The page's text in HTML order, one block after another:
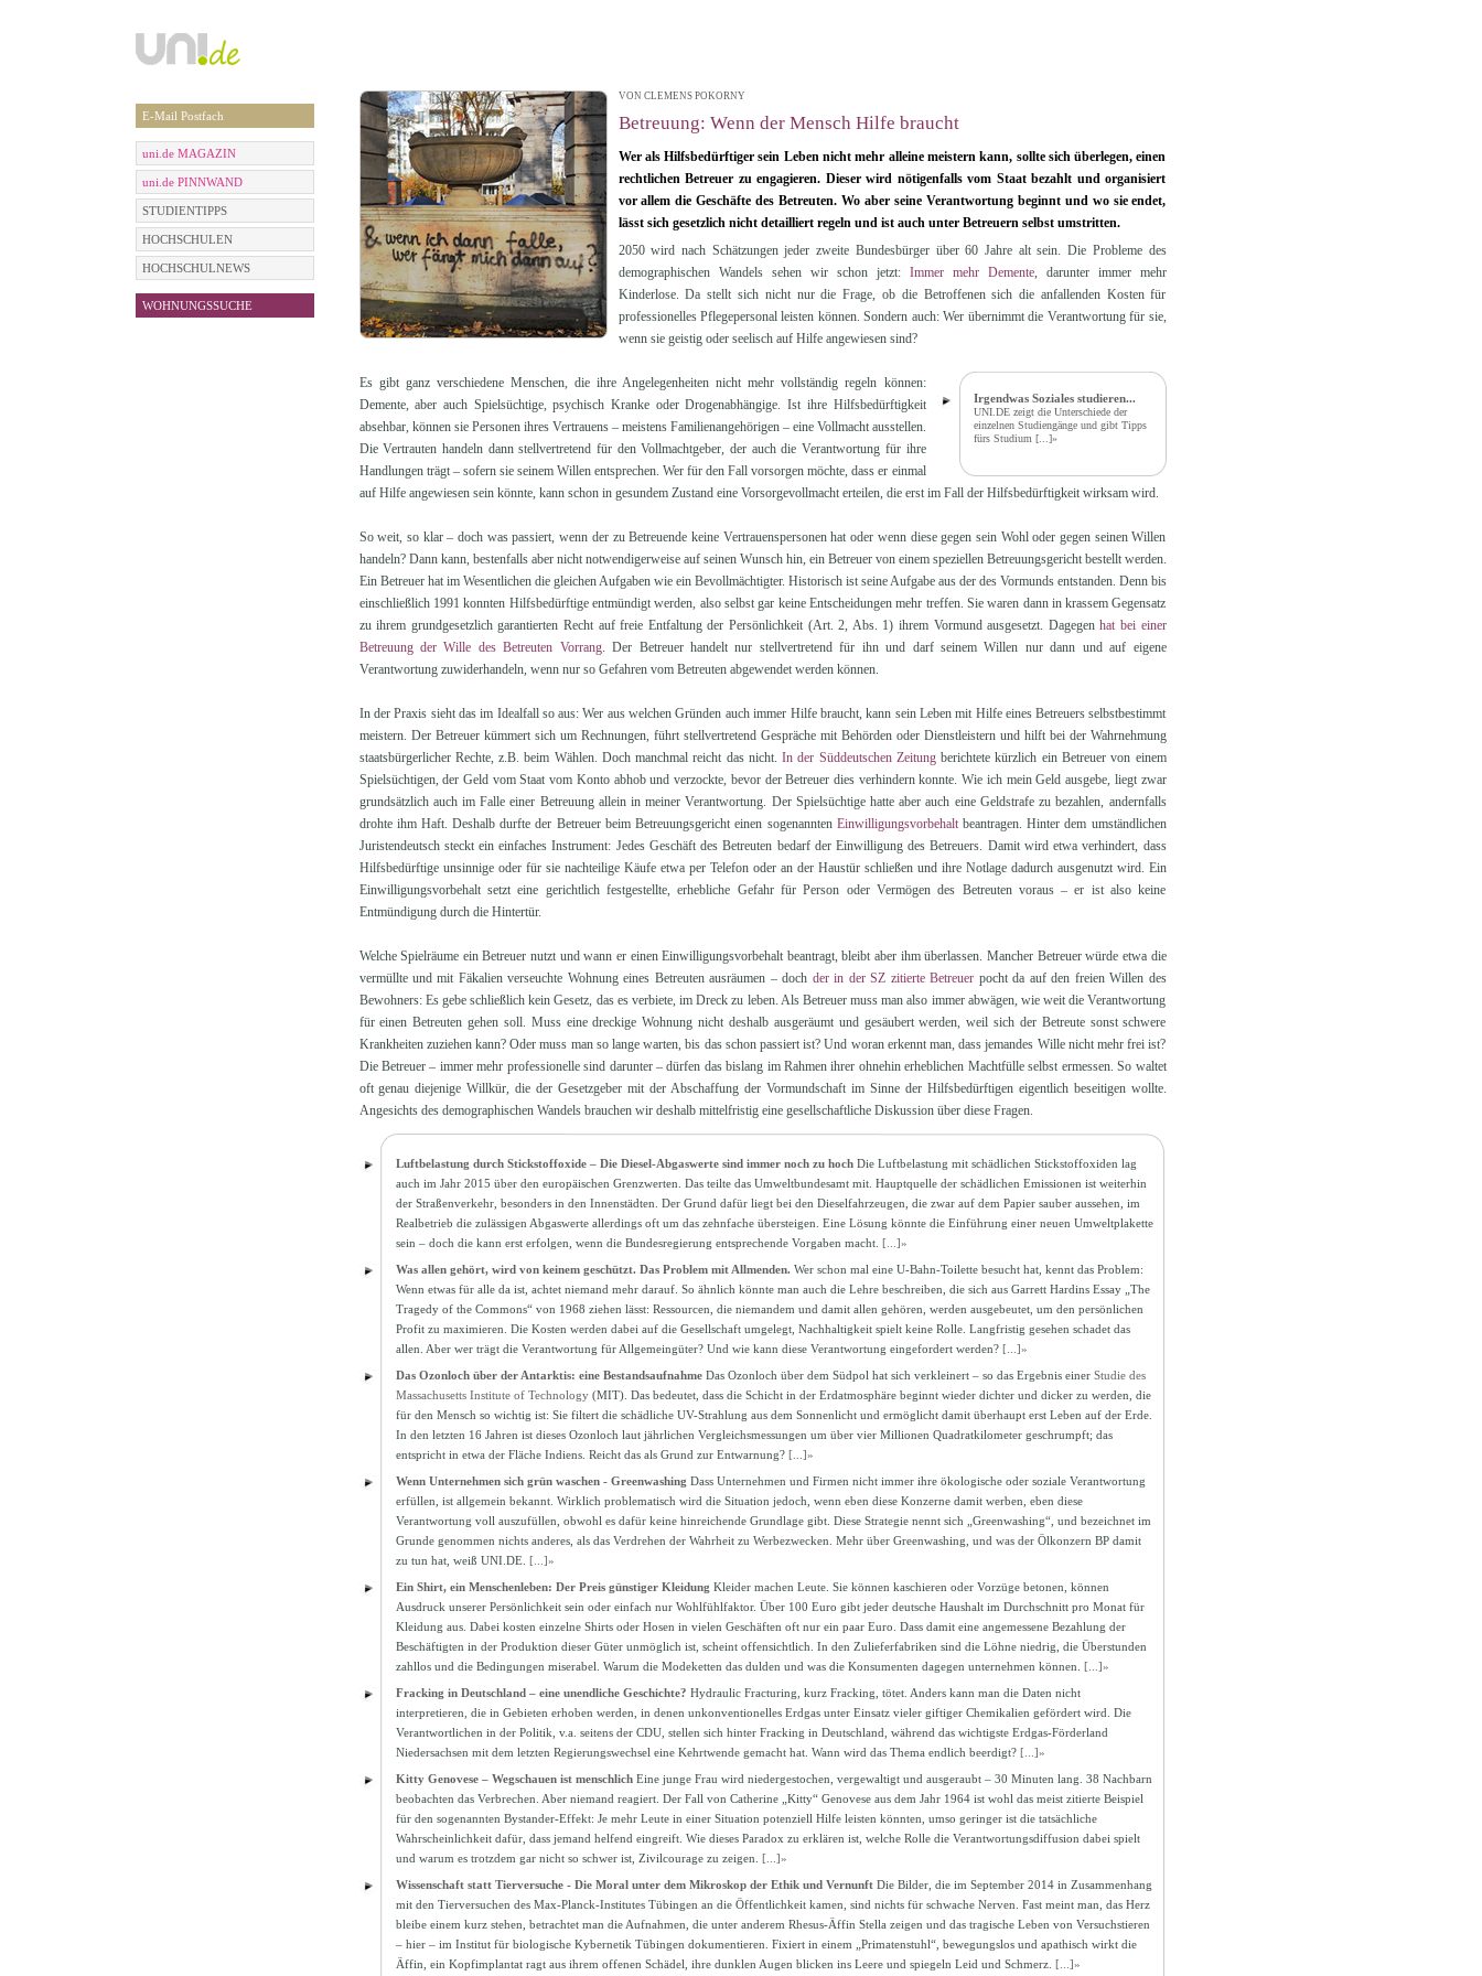
E-Mail Postfach
uni.de MAGAZIN
uni.de PINNWAND
STUDIENTIPPS
HOCHSCHULEN
HOCHSCHULNEWS
WOHNUNGSSUCHE
VON CLEMENS POKORNY
Betreuung: Wenn der Mensch Hilfe braucht
Wer als Hilfsbedürftiger sein Leben nicht mehr alleine meistern kann, sollte sich überlegen, einen
rechtlichen Betreuer zu engagieren. Dieser wird nötigenfalls vom Staat bezahlt und organisiert
vor allem die Geschäfte des Betreuten. Wo aber seine Verantwortung beginnt und wo sie endet,
lässt sich gesetzlich nicht detailliert regeln und ist auch unter Betreuern selbst umstritten.
2050 wird nach Schätzungen jeder zweite Bundesbürger über 60 Jahre alt sein. Die Probleme des
demographischen Wandels sehen wir schon jetzt: Immer mehr Demente, darunter immer mehr
Kinderlose. Da stellt sich nicht nur die Frage, ob die Betroffenen sich die anfallenden Kosten für
professionelles Pflegepersonal leisten können. Sondern auch: Wer übernimmt die Verantwortung für sie,
wenn sie geistig oder seelisch auf Hilfe angewiesen sind?
Irgendwas Soziales studieren...
UNI.DE zeigt die Unterschiede der
einzelnen Studiengänge und gibt Tipps
fürs Studium [...]»
Es gibt ganz verschiedene Menschen, die ihre Angelegenheiten nicht mehr vollständig regeln können:
Demente, aber auch Spielsüchtige, psychisch Kranke oder Drogenabhängige. Ist ihre Hilfsbedürftigkeit
absehbar, können sie Personen ihres Vertrauens – meistens Familienangehörigen – eine Vollmacht ausstellen.
Die Vertrauten handeln dann stellvertretend für den Vollmachtgeber, der auch die Verantwortung für ihre
Handlungen trägt – sofern sie seinem Willen entsprechen. Wer für den Fall vorsorgen möchte, dass er einmal
auf Hilfe angewiesen sein könnte, kann schon in gesundem Zustand eine Vorsorgevollmacht erteilen, die erst im Fall der Hilfsbedürftigkeit wirksam wird.
So weit, so klar – doch was passiert, wenn der zu Betreuende keine Vertrauenspersonen hat oder wenn diese gegen sein Wohl oder gegen seinen Willen
handeln? Dann kann, bestenfalls aber nicht notwendigerweise auf seinen Wunsch hin, ein Betreuer von einem speziellen Betreuungsgericht bestellt werden.
Ein Betreuer hat im Wesentlichen die gleichen Aufgaben wie ein Bevollmächtigter. Historisch ist seine Aufgabe aus der des Vormunds entstanden. Denn bis
einschließlich 1991 konnten Hilfsbedürftige entmündigt werden, also selbst gar keine Entscheidungen mehr treffen. Sie waren dann in krassem Gegensatz
zu ihrem grundgesetzlich garantierten Recht auf freie Entfaltung der Persönlichkeit (Art. 2, Abs. 1) ihrem Vormund ausgesetzt. Dagegenhat bei einer
Betreuung der Wille des Betreuten Vorrang. Der Betreuer handelt nur stellvertretend für ihn und darf seinem Willen nur dann und auf eigene
Verantwortung zuwiderhandeln, wenn nur so Gefahren vom Betreuten abgewendet werden können.
In der Praxis sieht das im Idealfall so aus: Wer aus welchen Gründen auch immer Hilfe braucht, kann sein Leben mit Hilfe eines Betreuers selbstbestimmt
meistern. Der Betreuer kümmert sich um Rechnungen, führt stellvertretend Gespräche mit Behörden oder Dienstleistern und hilft bei der Wahrnehmung
staatsbürgerlicher Rechte, z.B. beim Wählen. Doch manchmal reicht das nicht.In der Süddeutschen Zeitungberichtete kürzlich ein Betreuer von einem
Spielsüchtigen, der Geld vom Staat vom Konto abhob und verzockte, bevor der Betreuer dies verhindern konnte. Wie ich mein Geld ausgebe, liegt zwar
grundsätzlich auch im Falle einer Betreuung allein in meiner Verantwortung. Der Spielsüchtige hatte aber auch eine Geldstrafe zu bezahlen, andernfalls
drohte ihm Haft. Deshalb durfte der Betreuer beim Betreuungsgericht einen sogenannten Einwilligungsvorbehaltbeantragen. Hinter dem umständlichen
Juristendeutsch steckt ein einfaches Instrument: Jedes Geschäft des Betreuten bedarf der Einwilligung des Betreuers. Damit wird etwa verhindert, dass
Hilfsbedürftige unsinnige oder für sie nachteilige Käufe etwa per Telefon oder an der Haustür schließen und ihre Notlage dadurch ausgenutzt wird. Ein
Einwilligungsvorbehalt setzt eine gerichtlich festgestellte, erhebliche Gefahr für Person oder Vermögen des Betreuten voraus – er ist also keine
Entmündigung durch die Hintertür.
Welche Spielräume ein Betreuer nutzt und wann er einen Einwilligungsvorbehalt beantragt, bleibt aber ihm überlassen. Mancher Betreuer würde etwa die
vermüllte und mit Fäkalien verseuchte Wohnung eines Betreuten ausräumen – doch der in der SZ zitierte Betreuer pocht da auf den freien Willen des
Bewohners: Es gebe schließlich kein Gesetz, das es verbiete, im Dreck zu leben. Als Betreuer muss man also immer abwägen, wie weit die Verantwortung
für einen Betreuten gehen soll. Muss eine dreckige Wohnung nicht deshalb ausgeräumt und gesäubert werden, weil sich der Betreute sonst schwere
Krankheiten zuziehen kann? Oder muss man so lange warten, bis das schon passiert ist? Und woran erkennt man, dass jemandes Wille nicht mehr frei ist?
Die Betreuer – immer mehr professionelle sind darunter – dürfen das bislang im Rahmen ihrer ohnehin erheblichen Machtfülle selbst ermessen. So waltet
oft genau diejenige Willkür, die der Gesetzgeber mit der Abschaffung der Vormundschaft im Sinne der Hilfsbedürftigen eigentlich beseitigen wollte.
Angesichts des demographischen Wandels brauchen wir deshalb mittelfristig eine gesellschaftliche Diskussion über diese Fragen.
Luftbelastung durch Stickstoffoxide – Die Diesel-Abgaswerte sind immer noch zu hoch Die Luftbelastung mit schädlichen Stickstoffoxiden lag
auch im Jahr 2015 über den europäischen Grenzwerten. Das teilte das Umweltbundesamt mit. Hauptquelle der schädlichen Emissionen ist weiterhin
der Straßenverkehr, besonders in den Innenstädten. Der Grund dafür liegt bei den Dieselfahrzeugen, die zwar auf dem Papier sauber aussehen, im
Realbetrieb die zulässigen Abgaswerte allerdings oft um das zehnfache übersteigen. Eine Lösung könnte die Einführung einer neuen Umweltplakette
sein – doch die kann erst erfolgen, wenn die Bundesregierung entsprechende Vorgaben macht. [...]»
Was allen gehört, wird von keinem geschützt. Das Problem mit Allmenden. Wer schon mal eine U-Bahn-Toilette besucht hat, kennt das Problem:
Wenn etwas für alle da ist, achtet niemand mehr darauf. So ähnlich könnte man auch die Lehre beschreiben, die sich aus Garrett Hardins Essay „The
Tragedy of the Commons“ von 1968 ziehen lässt: Ressourcen, die niemandem und damit allen gehören, werden ausgebeutet, um den persönlichen
Profit zu maximieren. Die Kosten werden dabei auf die Gesellschaft umgelegt, Nachhaltigkeit spielt keine Rolle. Langfristig gesehen schadet das
allen. Aber wer trägt die Verantwortung für Allgemeingüter? Und wie kann diese Verantwortung eingefordert werden? [...]»
Das Ozonloch über der Antarktis: eine Bestandsaufnahme Das Ozonloch über dem Südpol hat sich verkleinert – so das Ergebnis einer Studie des
Massachusetts Institute of Technology(MIT). Das bedeutet, dass die Schicht in der Erdatmosphäre beginnt wieder dichter und dicker zu werden, die
für den Mensch so wichtig ist: Sie filtert die schädliche UV-Strahlung aus dem Sonnenlicht und ermöglicht damit überhaupt erst Leben auf der Erde.
In den letzten 16 Jahren ist dieses Ozonloch laut jährlichen Vergleichsmessungen um über vier Millionen Quadratkilometer geschrumpft; das
entspricht in etwa der Fläche Indiens. Reicht das als Grund zur Entwarnung? [...]»
Wenn Unternehmen sich grün waschen - Greenwashing Dass Unternehmen und Firmen nicht immer ihre ökologische oder soziale Verantwortung
erfüllen, ist allgemein bekannt. Wirklich problematisch wird die Situation jedoch, wenn eben diese Konzerne damit werben, eben diese
Verantwortung voll auszufüllen, obwohl es dafür keine hinreichende Grundlage gibt. Diese Strategie nennt sich „Greenwashing“, und bezeichnet im
Grunde genommen nichts anderes, als das Verdrehen der Wahrheit zu Werbezwecken. Mehr über Greenwashing, und was der Ölkonzern BP damit
zu tun hat, weiß UNI.DE. [...]»
Ein Shirt, ein Menschenleben: Der Preis günstiger Kleidung Kleider machen Leute. Sie können kaschieren oder Vorzüge betonen, können
Ausdruck unserer Persönlichkeit sein oder einfach nur Wohlfühlfaktor. Über 100 Euro gibt jeder deutsche Haushalt im Durchschnitt pro Monat für
Kleidung aus. Dabei kosten einzelne Shirts oder Hosen in vielen Geschäften oft nur ein paar Euro. Dass damit eine angemessene Bezahlung der
Beschäftigten in der Produktion dieser Güter unmöglich ist, scheint offensichtlich. In den Zulieferfabriken sind die Löhne niedrig, die Überstunden
zahllos und die Bedingungen miserabel. Warum die Modeketten das dulden und was die Konsumenten dagegen unternehmen können. [...]»
Fracking in Deutschland – eine unendliche Geschichte? Hydraulic Fracturing, kurz Fracking, tötet. Anders kann man die Daten nicht
interpretieren, die in Gebieten erhoben werden, in denen unkonventionelles Erdgas unter Einsatz vieler giftiger Chemikalien gefördert wird. Die
Verantwortlichen in der Politik, v.a. seitens der CDU, stellen sich hinter Fracking in Deutschland, während das wichtigste Erdgas-Förderland
Niedersachsen mit dem letzten Regierungswechsel eine Kehrtwende gemacht hat. Wann wird das Thema endlich beerdigt? [...]»
Kitty Genovese – Wegschauen ist menschlich Eine junge Frau wird niedergestochen, vergewaltigt und ausgeraubt – 30 Minuten lang. 38 Nachbarn
beobachten das Verbrechen. Aber niemand reagiert. Der Fall von Catherine „Kitty“ Genovese aus dem Jahr 1964 ist wohl das meist zitierte Beispiel
für den sogenannten Bystander-Effekt: Je mehr Leute in einer Situation potenziell Hilfe leisten könnten, umso geringer ist die tatsächliche
Wahrscheinlichkeit dafür, dass jemand helfend eingreift. Wie dieses Paradox zu erklären ist, welche Rolle die Verantwortungsdiffusion dabei spielt
und warum es trotzdem gar nicht so schwer ist, Zivilcourage zu zeigen. [...]»
Wissenschaft statt Tierversuche - Die Moral unter dem Mikroskop der Ethik und Vernunft Die Bilder, die im September 2014 in Zusammenhang
mit den Tierversuchen des Max-Planck-Institutes Tübingen an die Öffentlichkeit kamen, sind nichts für schwache Nerven. Fast meint man, das Herz
bleibe einem kurz stehen, betrachtet man die Aufnahmen, die unter anderem Rhesus-Äffin Stella zeigen und das tragische Leben von Versuchstieren
– hier – im Institut für biologische Kybernetik Tübingen dokumentieren. Fixiert in einem „Primatenstuhl“, bewegungslos und apathisch wirkt die
Äffin, ein Kopfimplantat ragt aus ihrem offenen Schädel, ihre dunklen Augen blicken ins Leere und spiegeln Leid und Schmerz. [...]»